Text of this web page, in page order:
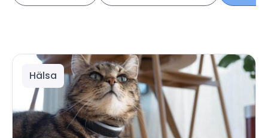
Hälsa